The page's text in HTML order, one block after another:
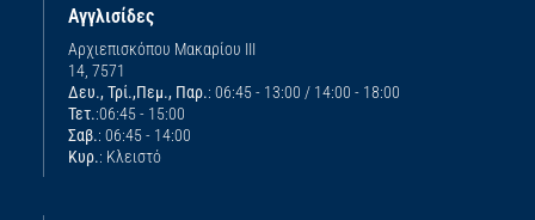
Αγγλισίδες
Αρχιεπισκόπου Μακαρίου ΙΙΙ
14, 7571
Δευ., Τρί.,Πεμ., Παρ.: 06:45 - 13:00 / 14:00 - 18:00
Τετ.:06:45 - 15:00
Σαβ.: 06:45 - 14:00
Κυρ.: Κλειστό